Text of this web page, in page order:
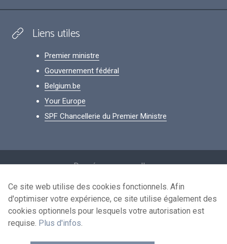
Liens utiles
Premier ministre
Gouvernement fédéral
Belgium.be
Your Europe
SPF Chancellerie du Premier Ministre
Données personnelles
Conditions de réutilisation
Contactez-nous
Ce site web utilise des cookies fonctionnels. Afin
d'optimiser votre expérience, ce site utilise également des
cookies optionnels pour lesquels votre autorisation est
requise. Plus d'infos.